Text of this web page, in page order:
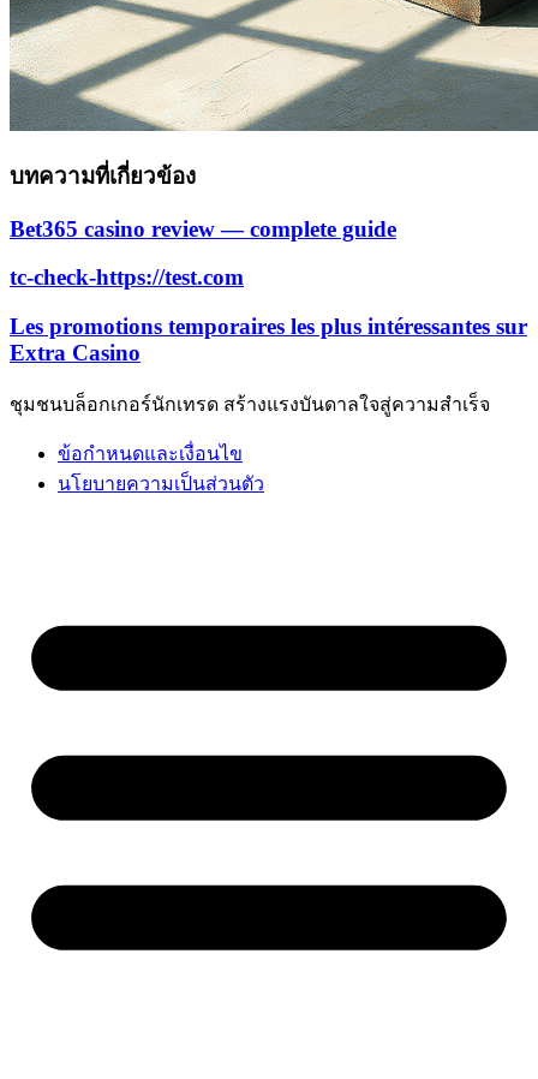
บทความที่เกี่ยวข้อง
Bet365 casino review — complete guide
tc-check-https://test.com
Les promotions temporaires les plus intéressantes sur
Extra Casino
ชุมชนบล็อกเกอร์นักเทรด สร้างแรงบันดาลใจสู่ความสำเร็จ
ข้อกำหนดและเงื่อนไข
นโยบายความเป็นส่วนตัว